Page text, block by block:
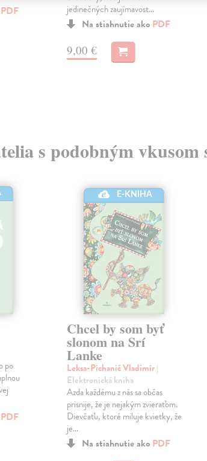
PDF
jedinečných zaujímavost...
Na stiahnutie ako PDF
9,00 €
s podobným
po
PDF
E-KNIHA
Chcel by som byť
slonom na Srí
Lanke
Leksa-Pichanič Vladimír|
Elektronická kniha
Azda každému z nás sa občas
prisnije, že je nejakým zvieraťom.
Dievčaťu, ktoré miluje kvietky, že
je...
Na stiahnutie ako PDF